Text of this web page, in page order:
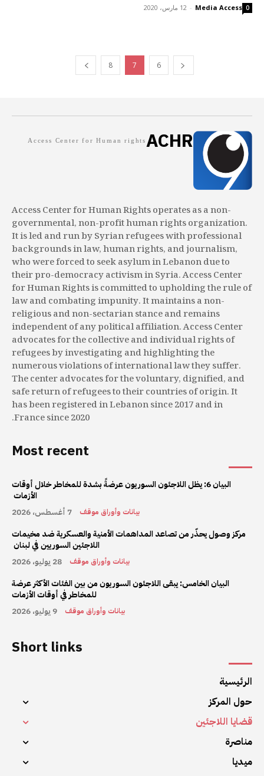
Media Access
- 12 مارس، 2020 0
6
7
8
Short links
الرئيسية
حول المركز
قضايا اللاجئين
مناصرة
ميديا
Most recent
البيان 6: يظل اللاجئون السوريون عرضةً بشدة للمخاطر خلال أوقات
الأزمات
بيانات وأوراق موقف
7 أغسطس، 2026
مركز وصول يحذّر من تصاعد المداهمات الأمنية والعسكرية ضد مخيمات
اللاجئين السوريين في لبنان
بيانات وأوراق موقف
28 يوليو، 2026
البيان الخامس: يبقى اللاجئون السوريون من بين الفئات الأكثر عرضة
للمخاطر في أوقات الأزمات
بيانات وأوراق موقف 9 يوليو، 2026
ACHR
Access Center for Human rights
Access Center for Human Rights operates as a non-
governmental, non-profit human rights organization.
It is led and run by Syrian refugees with professional
backgrounds in law, human rights, and journalism,
who were forced to seek asylum in Lebanon due to
their pro-democracy activism in Syria. Access Center
for Human Rights is committed to upholding the rule of
law and combating impunity. It maintains a non-
religious and non-sectarian stance and remains
independent of any political affiliation. Access Center
advocates for the collective and individual rights of
refugees by investigating and highlighting the
numerous violations of international law they suffer.
The center advocates for the voluntary, dignified, and
safe return of refugees to their countries of origin. It
has been registered in Lebanon since 2017 and in
France since 2020.